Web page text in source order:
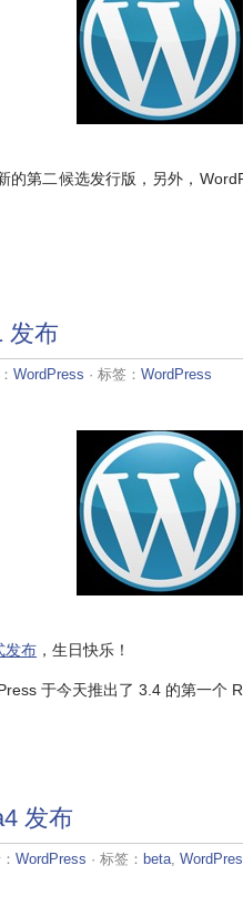
的第二候选发行版，另外，
发布
WordPress · 标签： WordPress
发布 ，生日快乐！
于今天推出了 3.4 的第一个
发布
WordPress · 标签： beta,